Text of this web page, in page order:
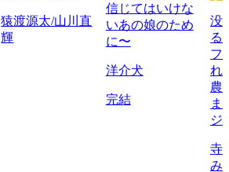
猿渡源太/山川直
輝
信じてはいけな
いあの娘のため
に〜
洋介犬
完結
没
る
フ
れ
農
ま
ジ
寺
み